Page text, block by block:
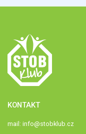
KONTAKT
mail: info@stobklub.cz